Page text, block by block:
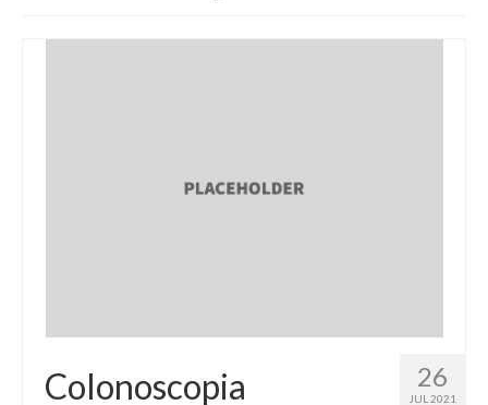
26
JUL 2021
Colonoscopia